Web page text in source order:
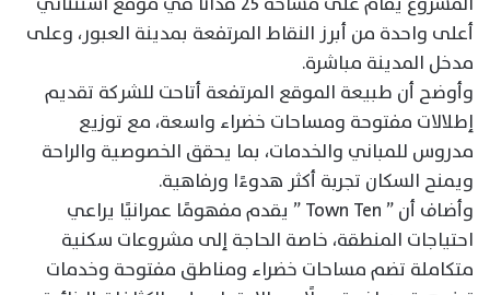
أعلى واحدة من أبرز النقاط المرتفعة بمدينة العبور، وعلى
مدخل المدينة مباشرة.
وأوضح أن طبيعة الموقع المرتفعة أتاحت للشركة تقديم
إطلالات مفتوحة ومساحات خضراء واسعة، مع توزيع
مدروس للمباني والخدمات، بما يحقق الخصوصية والراحة
ويمنح السكان تجربة أكثر هدوءًا ورفاهية.
وأضاف أن ” Town Ten ” يقدم مفهومًا عمرانيًا يراعي
احتياجات المنطقة، خاصة الحاجة إلى مشروعات سكنية
متكاملة تضم مساحات خضراء ومناطق مفتوحة وخدمات